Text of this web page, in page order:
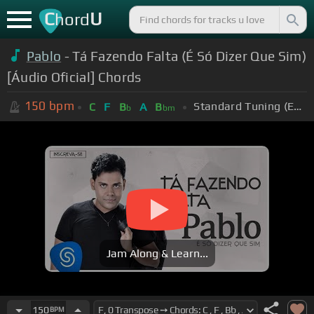
ChordU
Pablo - Tá Fazendo Falta (É Só Dizer Que Sim)
[Áudio Oficial] Chords
150 bpm C F Bb A Bbm Standard Tuning (EADGBE)
Jam Along & Learn...
150BPM